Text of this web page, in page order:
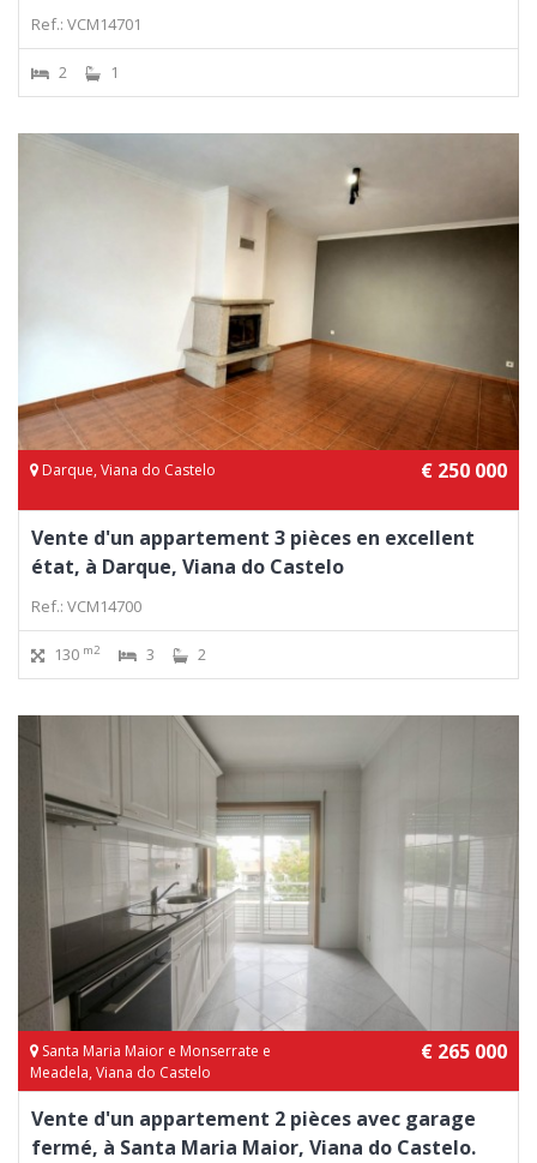
Ref.: VCM14701
2 1
Darque, Viana do Castelo € 250 000
Vente d'un appartement 3 pièces en excellent
état, à Darque, Viana do Castelo
Ref.: VCM14700
130 m2 3 2
Santa Maria Maior e Monserrate e
Meadela, Viana do Castelo
€ 265 000
Vente d'un appartement 2 pièces avec garage
fermé, à Santa Maria Maior, Viana do Castelo.